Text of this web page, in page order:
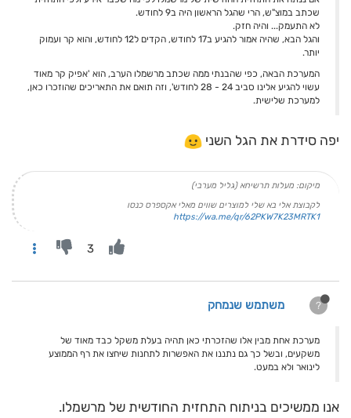
שכתב במוצ"ש, הרי שהגל הראשון היה ב9 לחודש.
לא התעמק... והיה חזק.
והגל הבא, שהיה אמור להגיע ב17 לחודש, הקדים ל12 לחודש, והוא קר ועמוק
יותר.
המערכת הבאה, כפי שהבנתי ממה שכתב מרשמלו הערב, הוא 'אפיק קר מאוד
עשוי להגיע אלינו סביב 24 - 28 לחודש', וזה תואם את התאריכים שהוזכרו כאן,
למערכת שלישית.
יפה סידרת את הגל השני
מיקום: מעלות תרשיחא (גליל מערבי)
לקבוצת אלי בא שלי למוצרים שווים מאלי אקספרס כנסו
https://wa.me/qr/62PKW7K23MRTK1
3
? משתמש שנמחק
מערכת אחת מבין אלו שהזכרתי כאן תהיה בעלת משקל כבד מאוד של
משקעים, ובשל כך גם נתננו את האפשרות לתחנות שיחצו את רף הממוצע
לינואר ולא במעט.
אנו ממשיכים בניתוח התחזית החודשית של מרשמלו.